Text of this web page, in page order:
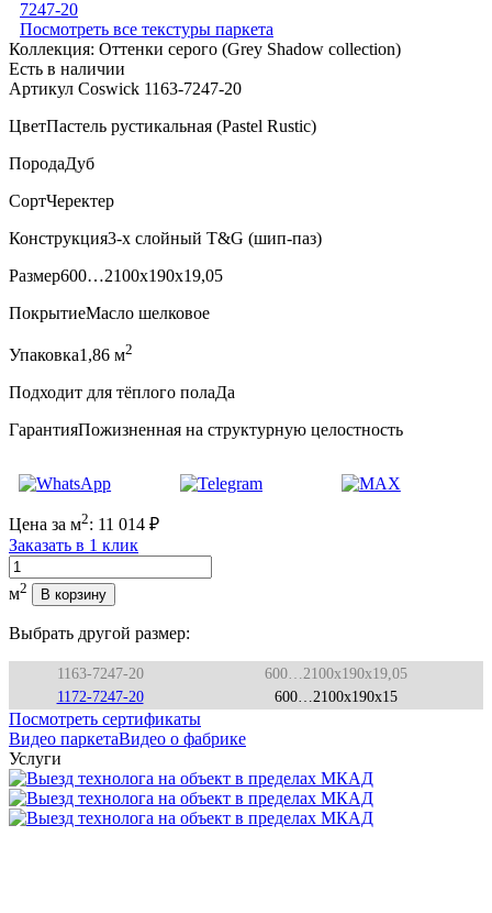
Посмотреть все текстуры паркета
Коллекция: Оттенки серого (Grеy Shadow collection)
Есть в наличии
Артикул Coswick 1163-7247-20
ЦветПастель рустикальная (Pastel Rustic)
ПородаДуб
СортЧеректер
Конструкция3-х слойный T&G (шип-паз)
Размер600…2100x190x19,05
ПокрытиеМасло шелковое
Упаковка1,86 м2
Подходит для тёплого полаДа
ГарантияПожизненная на структурную целостность
Цена за м2: 11 014 ₽
Заказать в 1 клик
Количество
м2 В корзину
Выбрать другой размер:
1163-7247-20
600…2100x190x19,05
1172-7247-20
600…2100x190x15
Посмотреть сертификаты
Видео паркетаВидео о фабрике
Услуги